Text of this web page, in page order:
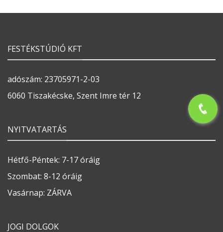
FESTÉKSTÚDIÓ KFT
adószám: 23705971-2-03
6060 Tiszakécske, Szent Imre tér 12
NYITVATARTÁS
Hétfő-Péntek: 7-17 óráig
Szombat: 8-12 óráig
Vasárnap: ZÁRVA
JOGI DOLGOK